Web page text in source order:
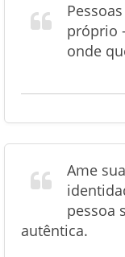
próprio
onde
Ame
pessoa
autêntica.